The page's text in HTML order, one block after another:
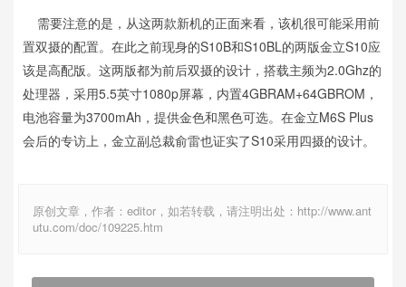
需要注意的是，从这两款新机的正面来看，该机很可能采用前
置双摄的配置。在此之前现身的S10B和S10BL的两版金立S10应
该是高配版。这两版都为前后双摄的设计，搭载主频为2.0Ghz的
处理器，采用5.5英寸1080p屏幕，内置4GBRAM+64GBROM，
电池容量为3700mAh，提供金色和黑色可选。在金立M6S Plus
会后的专访上，金立副总裁俞雷也证实了S10采用四摄的设计。
原创文章，作者：editor，如若转载，请注明出处：http://www.ant
utu.com/doc/109225.htm